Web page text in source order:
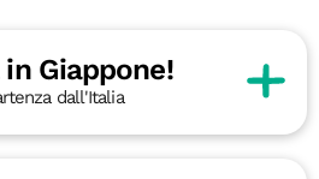
in Giappone!
dall'Italia